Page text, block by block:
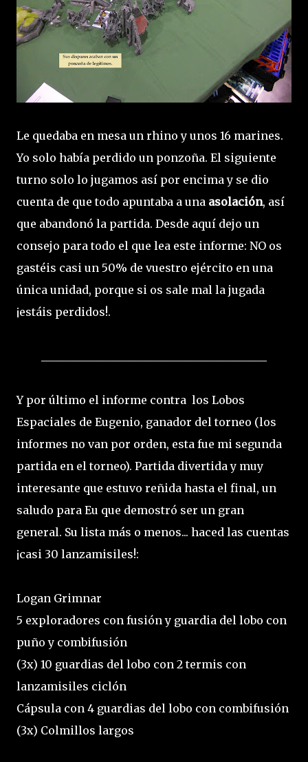
Le quedaba en mesa un rhino y unos 16 marines.
Yo solo había perdido un ponzoña. El siguiente
turno solo lo jugamos así por encima y se dio
cuenta de que todo apuntaba a una asolación, así
que abandonó la partida. Desde aquí dejo un
consejo para todo el que lea este informe: NO os
gastéis casi un 50% de vuestro ejército en una
única unidad, porque si os sale mal la jugada
¡estáis perdidos!.
Y por último el informe contra los Lobos
Espaciales de Eugenio, ganador del torneo (los
informes no van por orden, esta fue mi segunda
partida en el torneo). Partida divertida y muy
interesante que estuvo reñida hasta el final, un
saludo para Eu que demostró ser un gran
general. Su lista más o menos... haced las cuentas
¡casi 30 lanzamisiles!:
Logan Grimnar
5 exploradores con fusión y guardia del lobo con
puño y combifusión
(3x) 10 guardias del lobo con 2 termis con
lanzamisiles ciclón
Cápsula con 4 guardias del lobo con combifusión
(3x) Colmillos largos